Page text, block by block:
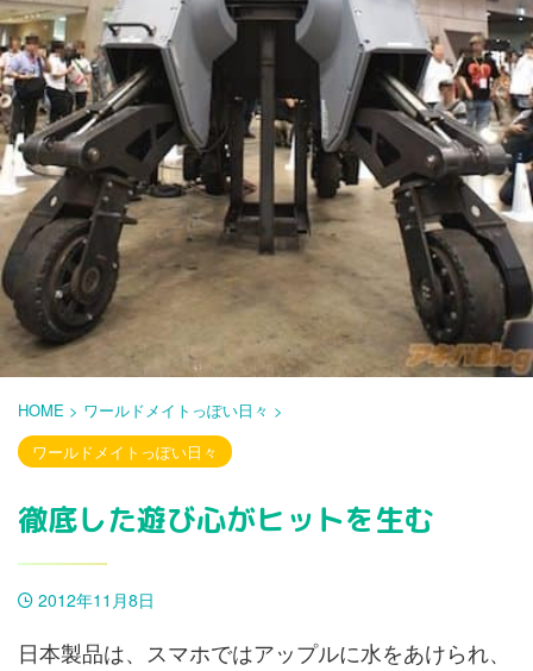
HOME > ワールドメイトっぽい日々 >
ワールドメイトっぽい日々
徹底した遊び心がヒットを生む
2012年11月8日
日本製品は、スマホではアップルに水をあけられ、